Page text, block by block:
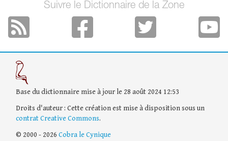
Suivre le Dictionnaire de la Zone
Base du dictionnaire mise à jour le 28 août 2024 12:53
Droits d'auteur : Cette création est mise à disposition sous un
contrat Creative Commons.
© 2000 - 2026 Cobra le Cynique